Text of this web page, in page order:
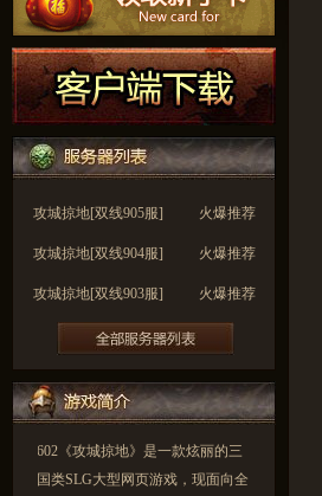
攻城掠地[双线905服] 火爆推荐
攻城掠地[双线904服] 火爆推荐
攻城掠地[双线903服] 火爆推荐
攻城掠地[双线902服]
攻城掠地[双线901服] 火爆推荐
攻城掠地[双线900服] 火爆推荐
602《攻城掠地》是一款炫丽的三
国类SLG大型网页游戏，现面向全